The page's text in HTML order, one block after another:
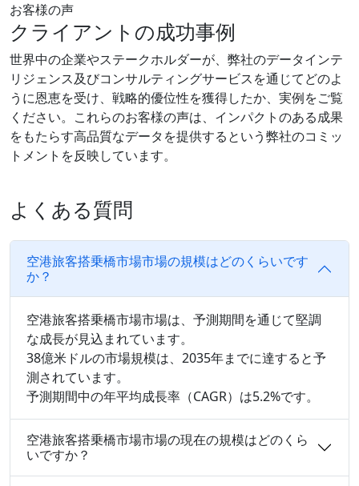
お客様の声
クライアントの成功事例
世界中の企業やステークホルダーが、弊社のデータインテ
リジェンス及びコンサルティングサービスを通じてどのよ
うに恩恵を受け、戦略的優位性を獲得したか、実例をご覧
ください。これらのお客様の声は、インパクトのある成果
をもたらす高品質なデータを提供するという弊社のコミッ
トメントを反映しています。
よくある質問
空港旅客搭乗橋市場市場の規模はどのくらいです
か？
空港旅客搭乗橋市場市場は、予測期間を通じて堅調
な成長が見込まれています。
38億米ドルの市場規模は、2035年までに達すると予
測されています。
予測期間中の年平均成長率（CAGR）は5.2%です。
空港旅客搭乗橋市場市場の現在の規模はどのくら
いですか？